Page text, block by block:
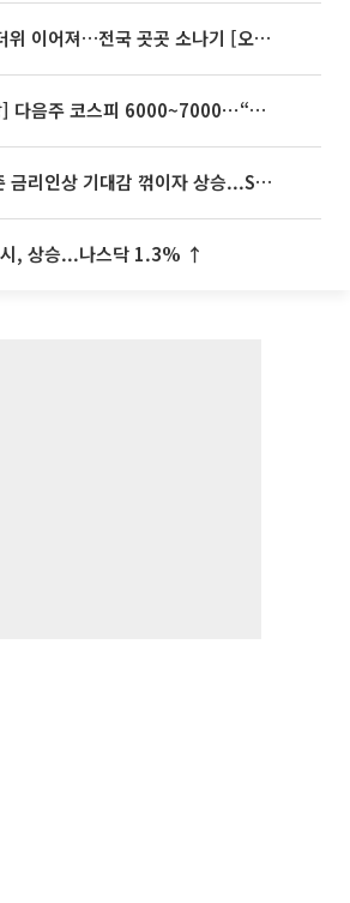
35도 안팎 무더위 이어져…전국 곳곳 소나기 [오늘 날씨]
[주간증시전망] 다음주 코스피 6000~7000⋯“外人 수급은 정책이 변수”
뉴욕증시, 연준 금리인상 기대감 꺾이자 상승...S&P500 사상 최고치 [종합]
, 상승...나스닥 1.3% ↑